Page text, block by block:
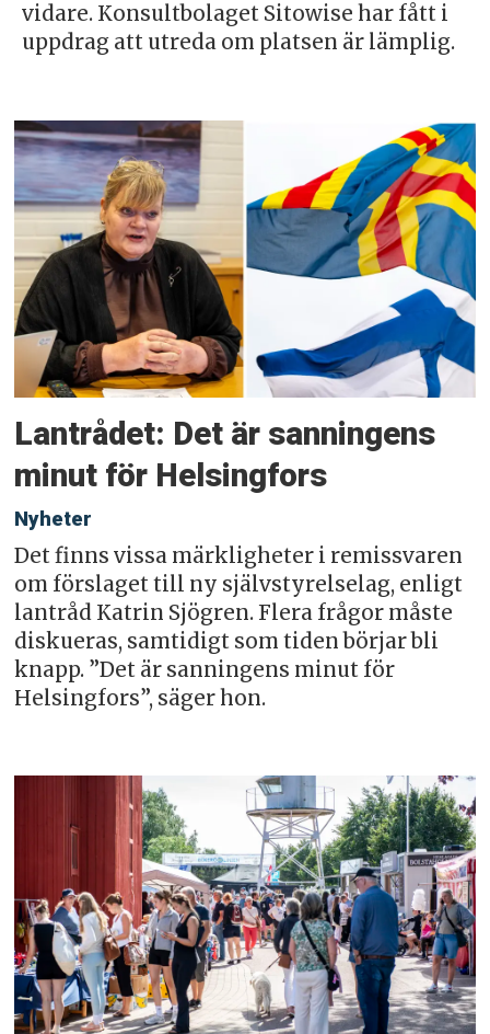
vidare. Konsultbolaget Sitowise har fått i
uppdrag att utreda om platsen är lämplig.
Lantrådet: Det är sanningens
minut för Helsingfors
Nyheter
Det finns vissa märkligheter i remissvaren
om förslaget till ny självstyrelselag, enligt
lantråd Katrin Sjögren. Flera frågor måste
diskueras, samtidigt som tiden börjar bli
knapp. ”Det är sanningens minut för
Helsingfors”, säger hon.